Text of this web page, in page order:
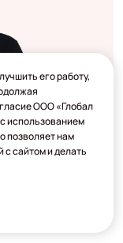
его работу,
ООО «Глобал
использованием
позволяет нам
с сайтом и делать